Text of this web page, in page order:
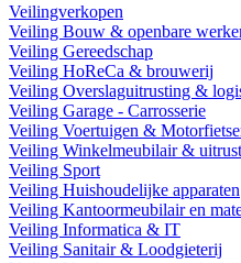
Veilingverkopen
Veiling Bouw & openbare
Veiling Gereedschap
Veiling HoReCa & brouwerij
Veiling Overslaguitrusting &
Veiling Garage - Carrosserie
Veiling Voertuigen &
Veiling Winkelmeubilair &
Veiling Sport
Veiling Huishoudelijke apparaten
Veiling Kantoormeubilair en
Veiling Informatica & IT
Veiling Sanitair & Loodgieterij